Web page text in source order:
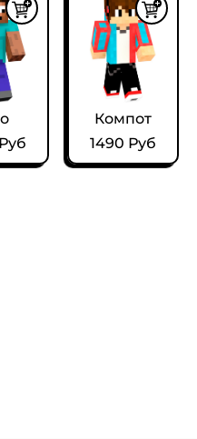
Компот
1490 Руб